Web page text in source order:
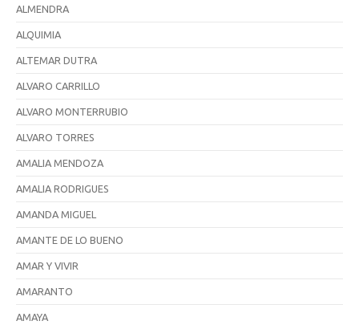
ALMENDRA
ALQUIMIA
ALTEMAR DUTRA
ALVARO CARRILLO
ALVARO MONTERRUBIO
ALVARO TORRES
AMALIA MENDOZA
AMALIA RODRIGUES
AMANDA MIGUEL
AMANTE DE LO BUENO
AMAR Y VIVIR
AMARANTO
AMAYA